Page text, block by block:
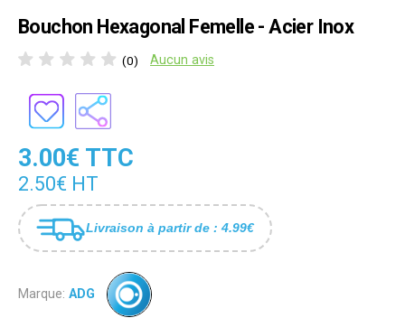
Bouchon Hexagonal Femelle - Acier Inox
(0) Aucun avis
3.00€ TTC
2.50€ HT
Livraison à partir de : 4.99€
Marque: ADG